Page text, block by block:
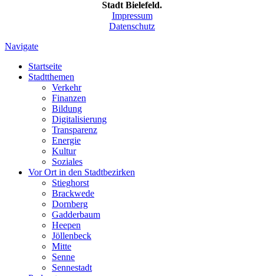
Stadt Bielefeld.
Impressum
Datenschutz
Navigate
Startseite
Stadtthemen
Verkehr
Finanzen
Bildung
Digitalisierung
Transparenz
Energie
Kultur
Soziales
Vor Ort in den Stadtbezirken
Stieghorst
Brackwede
Dornberg
Gadderbaum
Heepen
Jöllenbeck
Mitte
Senne
Sennestadt